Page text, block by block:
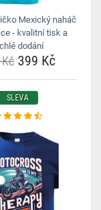
Mexický naháč
- kvalitní tisk a
dodání
399 Kč
SLEVA